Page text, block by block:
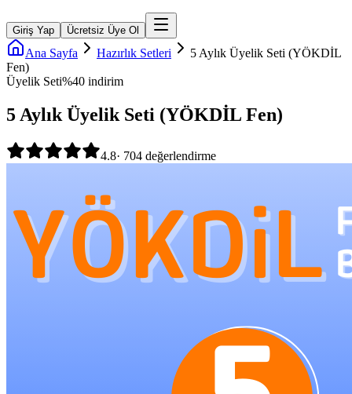
Giriş Yap Ücretsiz Üye Ol
Ana Sayfa Hazırlık Setleri
5 Aylık Üyelik Seti (YÖKDİL
Fen)
Üyelik Seti%40 indirim
5 Aylık Üyelik Seti (YÖKDİL Fen)
4.8· 704 değerlendirme